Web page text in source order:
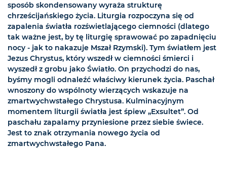
sposób skondensowany wyraża strukturę
chrześcijańskiego życia. Liturgia rozpoczyna się od
zapalenia światła rozświetlającego ciemności (dlatego
tak ważne jest, by tę liturgię sprawować po zapadnięciu
nocy - jak to nakazuje Mszał Rzymski). Tym światłem jest
Jezus Chrystus, który wszedł w ciemności śmierci i
wyszedł z grobu jako Światło. On przychodzi do nas,
byśmy mogli odnaleźć właściwy kierunek życia. Paschał
wnoszony do wspólnoty wierzących wskazuje na
zmartwychwstałego Chrystusa. Kulminacyjnym
momentem liturgii światła jest śpiew „Exsultet”. Od
paschału zapalamy przyniesione przez siebie świece.
Jest to znak otrzymania nowego życia od
zmartwychwstałego Pana.